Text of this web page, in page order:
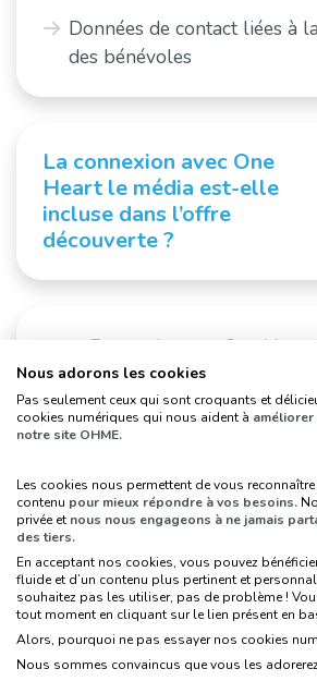
Données de contact liées à
des bénévoles
La connexion avec One
Heart le média est-elle
incluse dans l’offre
découverte ?
En savoir + sur One Heart
https://
Suivez-nous sur les réseaux
faire le plein d’astuces !
Nous adorons les cookies
Pas seulement ceux qui sont croquants et
cookies numériques qui nous aident à
notre site OHME.
Les cookies nous permettent de vous
contenu pour mieux répondre à vos besoins.
privée et nous nous engageons à ne jamais
des tiers.
En acceptant nos cookies, vous pouvez
fluide et d’un contenu plus pertinent et
souhaitez pas les utiliser, pas de problème !
tout moment en cliquant sur le lien présent en
Alors, pourquoi ne pas essayer nos cookies
Nous sommes convaincus que vous les